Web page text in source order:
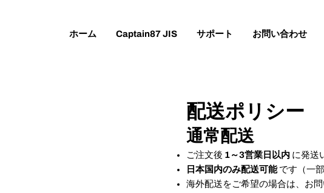
ホーム Captain87 JIS サポート お問い合わせ
配送ポリシー
通常配送
ご注文後 1～3営業日以内 に発送
日本国内のみ配送可能です（一部
海外配送をご希望の場合は、お